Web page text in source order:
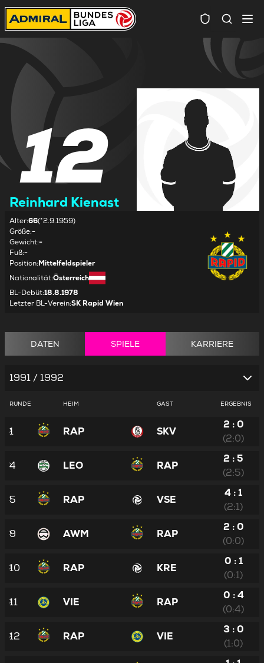
12
Reinhard Kienast
Alter:66(*2.9.1959)
Größe:-
Gewicht:-
Fuß:-
Position:Mittelfeldspieler
Nationalität:Österreich
BL-Debüt:18.8.1978
Letzter BL-Verein:SK Rapid Wien
DATEN SPIELE KARRIERE
1991 / 1992
RUNDE HEIM GAST ERGEBNIS
1 RAP SKV
2 : 0
(2:0)
4 LEO RAP
2 : 5
(2:5)
5 RAP VSE
4 : 1
(2:1)
9 AWM RAP
2 : 0
(0:0)
10 RAP KRE
0 : 1
(0:1)
11 VIE RAP
0 : 4
(0:4)
12 RAP VIE
3 : 0
(1:0)